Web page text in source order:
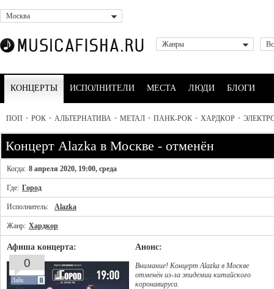
Москва
Жанры
КОНЦЕРТЫ ИСПОЛНИТЕЛИ МЕСТА ЛЮДИ БЛОГИ
ПОП • РОК • АЛЬТЕРНАТИВА • МЕТАЛ • ПАНК-РОК • ХАРДКОР •
Концерт Alazka в Москве - отменён
Когда: 8 апреля 2020, 19:00, среда
Где: Город
Исполнитель: Alazka
Жанр: Хардкор
Афиша концерта: Анонс:
Внимание! Концерт Alazka в Москве
отменён из-за эпидемии китайского
коронавируса.
0
Лайк